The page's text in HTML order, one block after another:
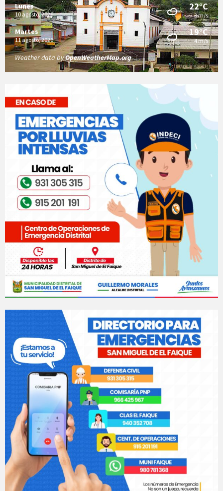
Lunes
10 agosto, 2026
22°C
3 m/s
Martes
11 agosto, 2026
19°C
4 m/s
Weather data byOpenWeatherMap.org